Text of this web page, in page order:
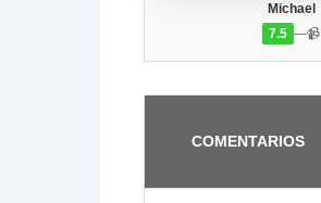
Michael
7.5 —📹
COMENTARIOS